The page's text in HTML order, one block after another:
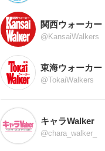
関西ウォーカー
@KansaiWalkers
東海ウォーカー
@TokaiWalkers
キャラWalker
@chara_walker_